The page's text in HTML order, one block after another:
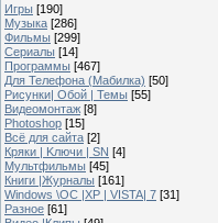
Игры [190]
Музыка [286]
Фильмы [299]
Сериалы [14]
Программы [467]
Для Телефона (Мабилка) [50]
Рисунки| Обой | Темы [55]
Видеомонтаж [8]
Photoshop [15]
Всё для сайта [2]
Кряки | Kлючи | SN [4]
Мультфильмы [45]
Книги |Журналы [161]
Windows \OC |XP | VISTA| 7 [31]
Разное [61]